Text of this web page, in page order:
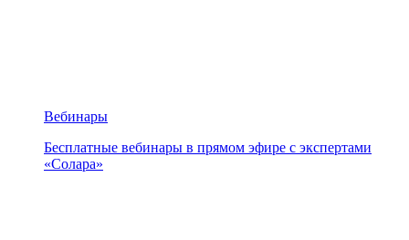
Вебинары
Бесплатные вебинары в прямом эфире с экспертами
«Солара»